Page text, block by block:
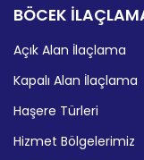
BÖCEK
Açık Alan İlaçlama
Kapalı Alan İlaçlama
Haşere Türleri
Hizmet Bölgelerimiz